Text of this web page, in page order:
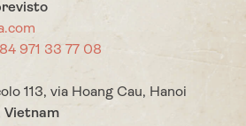
971 33 77 08
113, via Hoang Cau, Hanoi
Vietnam